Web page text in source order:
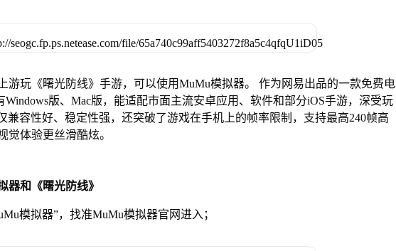
游玩《曙光防线》手游，可以使用MuMu模拟器。 作为网易出品的一款免费电
Windows版、Mac版，能适配市面主流安卓应用、软件和部分iOS手游，深受玩
兼容性好、稳定性强，还突破了游戏在手机上的帧率限制，支持最高240帧高
觉体验更丝滑酷炫。
器和《曙光防线》
模拟器”，找准MuMu模拟器官网进入；